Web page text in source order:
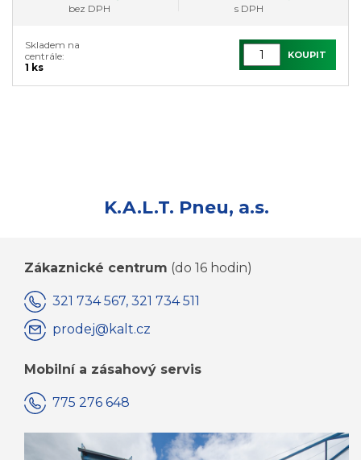
bez DPH s DPH
Skladem na
centrále:
1 ks
KOUPIT
K.A.L.T. Pneu, a.s.
Zákaznické centrum (do 16 hodin)
321 734 567, 321 734 511
prodej@kalt.cz
Mobilní a zásahový servis
775 276 648
KOMPLETNÍ KONTAKTY JSOU ZDE